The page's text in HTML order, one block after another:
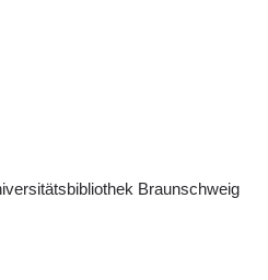
Braunschweig